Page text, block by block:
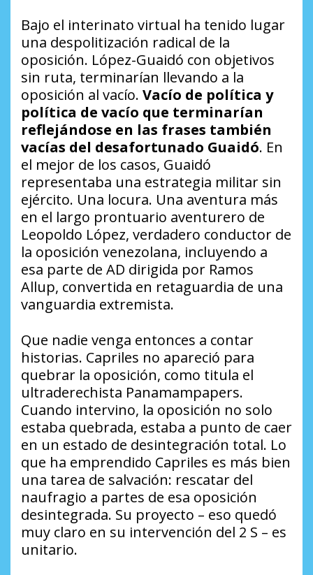
Bajo el interinato virtual ha tenido lugar
una despolitización radical de la
oposición. López-Guaidó con objetivos
sin ruta, terminarían llevando a la
oposición al vacío. Vacío de política y
política de vacío que terminarían
reflejándose en las frases también
vacías del desafortunado Guaidó. En
el mejor de los casos, Guaidó
representaba una estrategia militar sin
ejército. Una locura. Una aventura más
en el largo prontuario aventurero de
Leopoldo López, verdadero conductor de
la oposición venezolana, incluyendo a
esa parte de AD dirigida por Ramos
Allup, convertida en retaguardia de una
vanguardia extremista.
Que nadie venga entonces a contar
historias. Capriles no apareció para
quebrar la oposición, como titula el
ultraderechista Panamampapers.
Cuando intervino, la oposición no solo
estaba quebrada, estaba a punto de caer
en un estado de desintegración total. Lo
que ha emprendido Capriles es más bien
una tarea de salvación: rescatar del
naufragio a partes de esa oposición
desintegrada. Su proyecto – eso quedó
muy claro en su intervención del 2 S – es
unitario.